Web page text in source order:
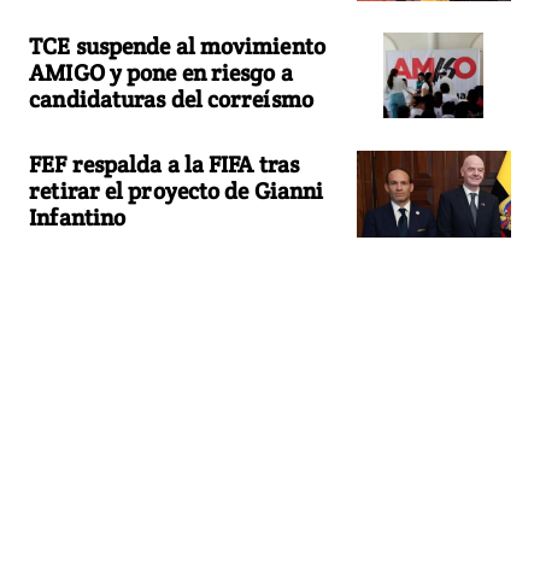
TCE suspende al movimiento
AMIGO y pone en riesgo a
candidaturas del correísmo
FEF respalda a la FIFA tras
retirar el proyecto de Gianni
Infantino